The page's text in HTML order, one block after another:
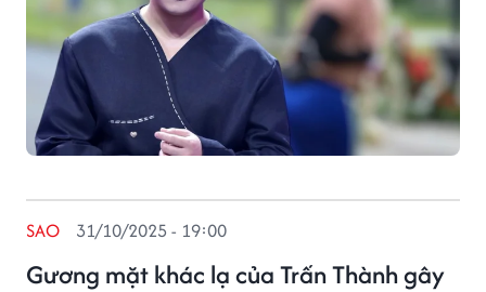
Gương mặt khác lạ của Trấn Thành gây
SAO 31/10/2025 - 19:00